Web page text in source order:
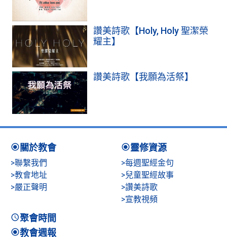
讚美詩歌【Holy, Holy 聖潔榮
耀主】
讚美詩歌【我願為活祭】
關於教會
>聯繫我們
>教會地址
>嚴正聲明
靈修資源
>每週聖經金句
>兒童聖經故事
>讚美詩歌
>宣教視頻
聚會時間
教會週報